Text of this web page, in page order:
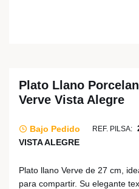
Plato Llano
Verve Vista Alegre
Bajo Pedido REF. PILSA:
VISTA ALEGRE
Plato llano Verve de 27 cm,
para compartir. Su elegante